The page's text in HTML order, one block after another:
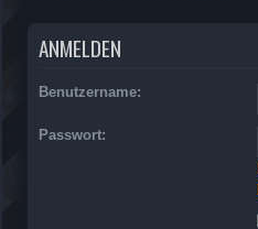
ANMELDEN
Benutzername:
Passwort: